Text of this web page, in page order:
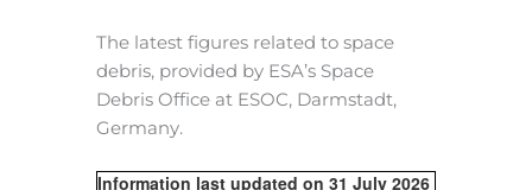
The latest figures related to space
debris, provided by ESA’s Space
Debris Office at ESOC, Darmstadt,
Germany.